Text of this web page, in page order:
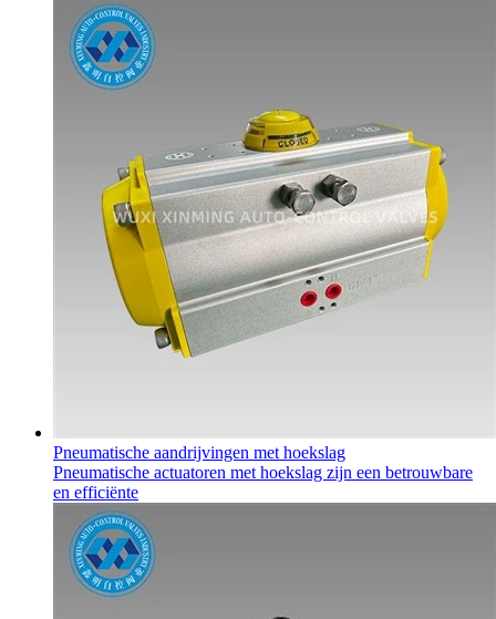
Pneumatische aandrijvingen met hoekslag
Pneumatische actuatoren met hoekslag zijn een betrouwbare
en efficiënte